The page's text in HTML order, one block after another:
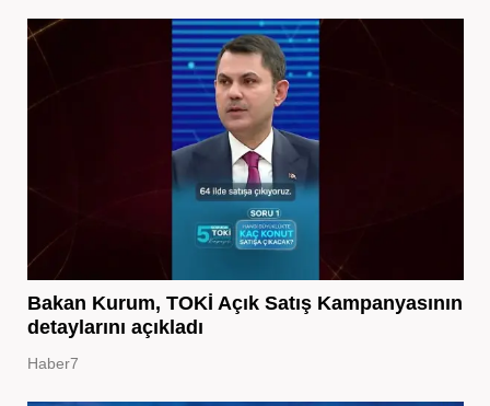
Bakan Kurum, TOKİ Açık Satış Kampanyasının
detaylarını açıkladı
Haber7